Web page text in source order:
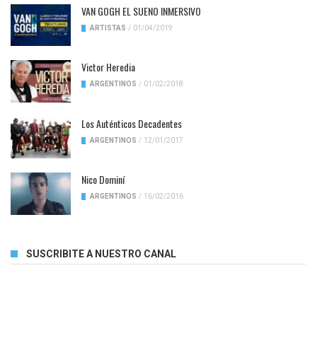
VAN GOGH EL SUENO INMERSIVO
ARTISTAS / 01/04/2019
Victor Heredia
ARGENTINOS / 01/02/2018
Los Auténticos Decadentes
ARGENTINOS / 12/01/2017
Nico Dominí
ARGENTINOS / 16/02/2016
SUSCRIBITE A NUESTRO CANAL